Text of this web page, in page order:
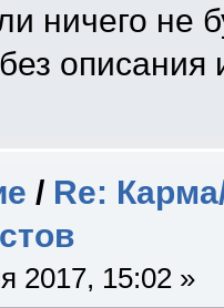
ничего не
описания
/ Re:
2017, 15:02 »